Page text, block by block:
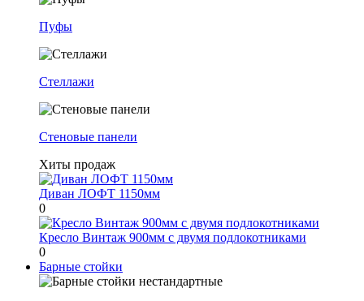
Пуфы
Стеллажи
Стеновые панели
Хиты продаж
Диван ЛОФТ 1150мм
0
Кресло Винтаж 900мм с двумя подлокотниками
0
Барные стойки